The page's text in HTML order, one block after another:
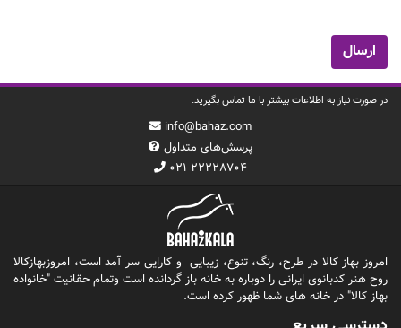
در صورت نیاز به اطلاعات بیشتر با ما تماس بگیرید.
info@bahaz.com
پرسش‌های متداول
۰۲۱ ۲۲۲۲۸۷۰۴
امروز بهاز کالا در طرح، رنگ، تنوع، زیبایی و کارایی سر آمد است، امروزبهازکالا
روح هنر کدبانوی ایرانی را دوباره به خانه باز گردانده است وتمام حقانیت "خانواده
بهاز کالا" در خانه های شما ظهور کرده است.